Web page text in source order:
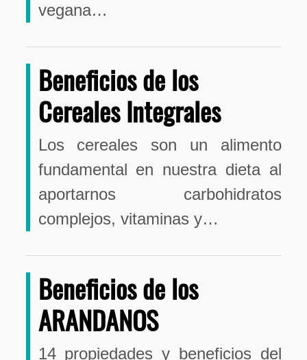
vegana…
Beneficios de los
Cereales Integrales
Los cereales son un alimento
fundamental en nuestra dieta al
aportarnos carbohidratos
complejos, vitaminas y…
Beneficios de los
ARANDANOS
14 propiedades y beneficios del